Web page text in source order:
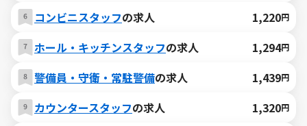
コンビニスタッフの求人 1,220円
ホール・キッチンスタッフの求人 1,294円
警備員・守衛・常駐警備の求人 1,439円
カウンタースタッフの求人 1,320円